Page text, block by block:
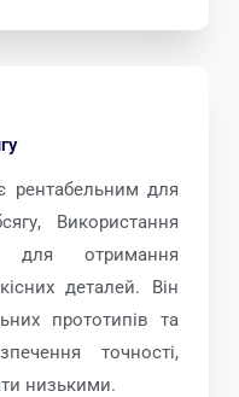
рентабельним для
Використання
для отримання
деталей. Він
прототипів та
точності,
низькими.